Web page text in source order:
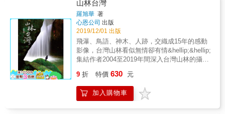
帶有著敬意的精神，搭配上「創作現場」的各
種蛛絲馬跡，企圖喚醒人們對於這些歷史片段
的記憶與思索。 這些「製作過程」的照片與精
心打造的場景，既是對於經典的致敬，同時也
是一個「嶄新的藝術創作」，引領著你我去思
考這些在人類史上佔有一席之地的名作，究竟
是最真實精確的「紀錄」，還是由攝影師所策
劃出來的「創作」。 而我們，則以觀眾的角
絡，彷彿在窺探他人所拍下的「開箱照」那
般，得以細細品味每一個細節，並且從中去演
繹與歸納出最後的「真相」。 各界推薦 姚瑞中
眾山圖像之中，在齊導留給我們的話語之間，
體會一個藝術家的夢想如何在堅持不輟的創作
中，達到如同玉山一般的高度。此後，更聚焦
於島嶼生成的殊異自然與人文景觀，以時空交
錯的「四個維度」為架構，串接出齊柏林創作
生命中幾個重要的母題：★自然的器度，在垂
直的地貌變異中，想像一種推動著土地不斷變
人與環境如何互動出各種共存的風景。★土地
的溫度，以飛鳥的高度，讓我們領略這片土地
如何給予人們生活的能量。★和諧的限度，回
這份關係成了永恆的紀念。透過攝影集中的相
片，以及文字敘述的故事，每個人能看到發生
在自己生命中的各種關係，了解到每一段過程
都並非永恆，但都值得被記住。 & 陳建維：多
年來拍過許多身邊親近朋友的日常生活片段，
都是扎扎實實的相處，這些畫面像是一封封不
完美的訊息。這裡面有孤單與狂歡，傷害與重
生，心動與懊悔，執著與告別......，這些圍繞
存在的美好，我也只是靜靜地按下快門。這裡
面拍了倪婉萍，李家欣，李宗盛，慧君，心
怡，Timm Wu，任姐，Eddy，川川，謝淑薇，
山林台灣
羅旭華 著
心恩公司 出版
2019/12/01 出版
飛瀑、鳥語、神木、人跡，交織成15年的感動
影像，台灣山林看似無情卻有情&hellip;&hellip;
集結作者2004至2019年間深入台灣山林的攝影
常動人形影；有林深之處的飛瀑、鳥語，可與
千年巨木和萬年老岩言歡；也有靈動人跡。以
馬卡龍色系框住約六百個您必然將一同感動的
9 折 特價 630 元
加入購物車